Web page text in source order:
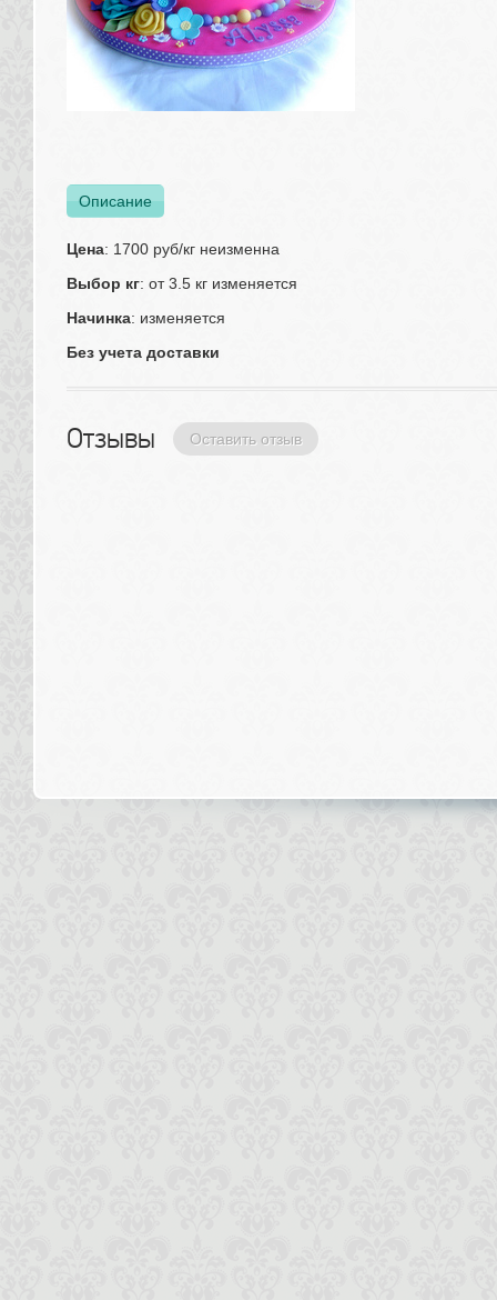
Описание
Цена: 1700 руб/кг неизменна
Выбор кг: от 3.5 кг изменяется
Начинка: изменяется
Без учета доставки
Отзывы Оставить отзыв